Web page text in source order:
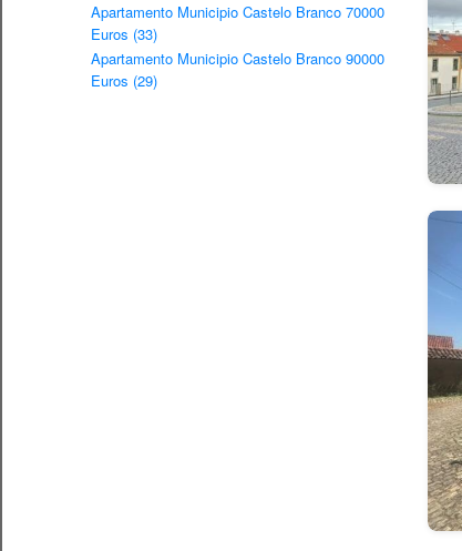
Apartamento Municipio Castelo Branco 70000
Euros (33)
Apartamento Municipio Castelo Branco 90000
Euros (29)